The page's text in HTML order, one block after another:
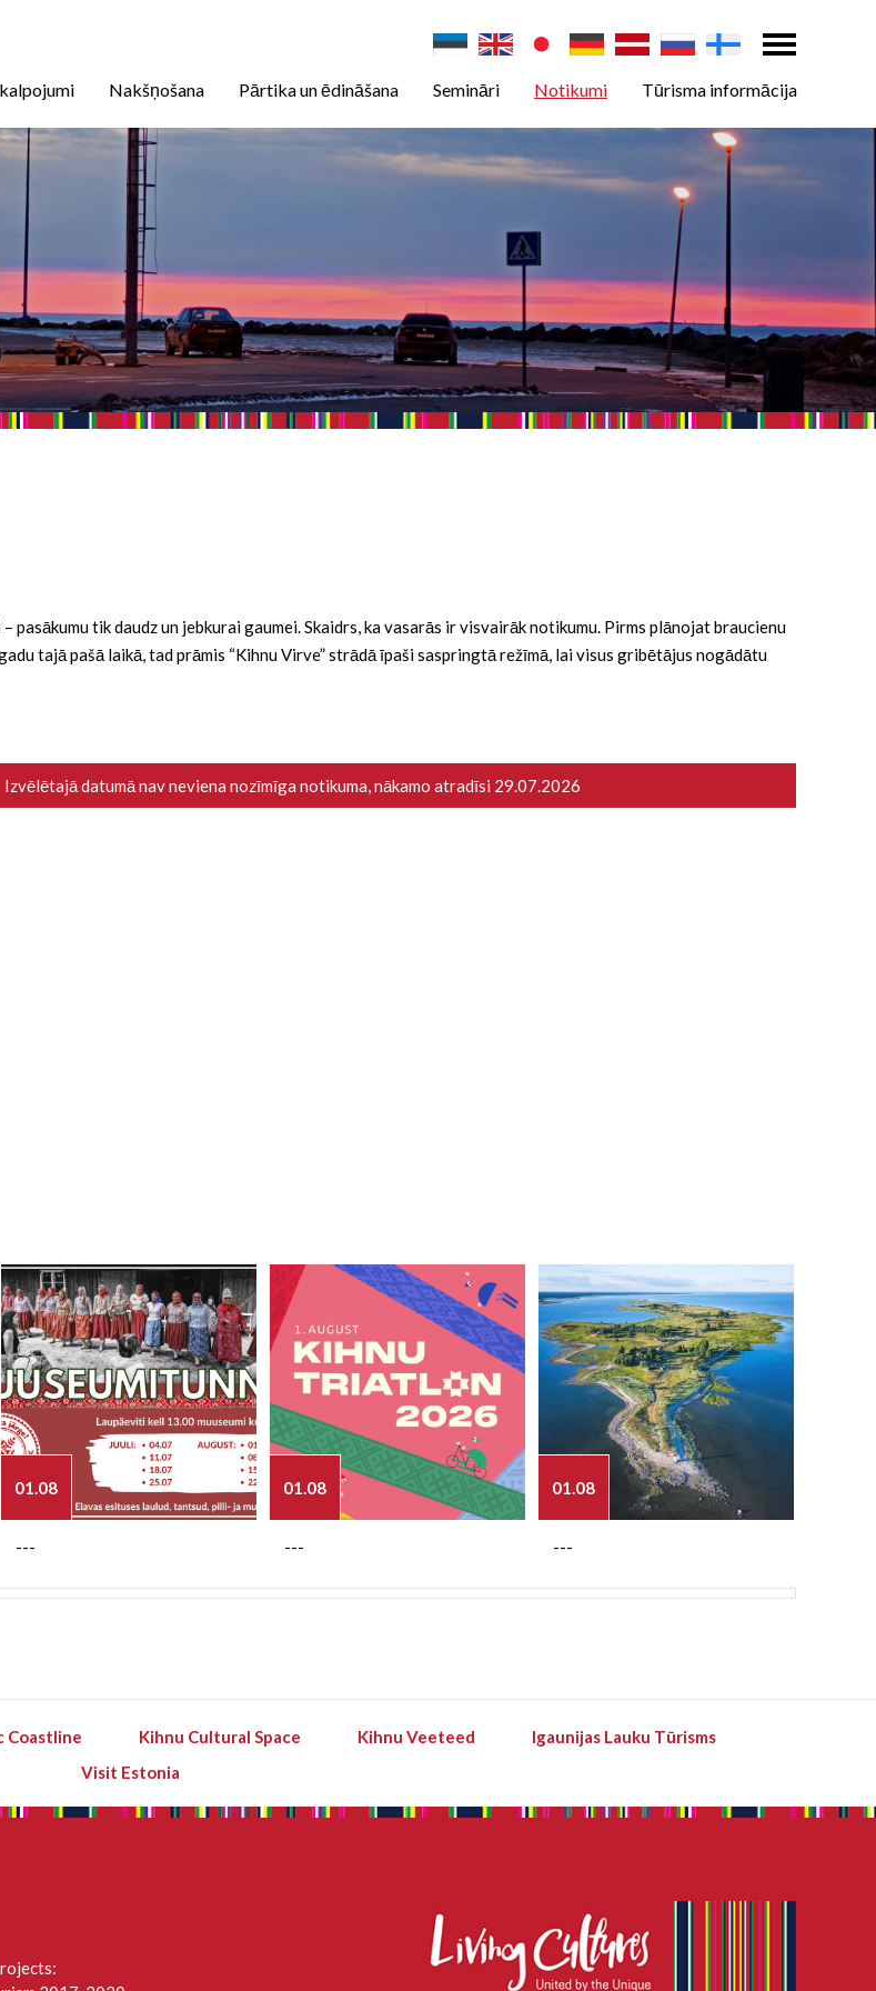
Nakšņošana Pārtika un ēdināšana Semināri Notikumi Tūrisma informācija
tik daudz un jebkurai gaumei. Skaidrs, ka vasarās ir visvairāk notikumu. Pirms plānojat braucienu
tajā pašā laikā, tad prāmis “Kihnu Virve” strādā īpaši saspringtā režīmā, lai visus gribētājus nogādātu
Izvēlētajā datumā nav neviena nozīmīga notikuma, nākamo atradīsi 29.07.2026
01.08
---
01.08
---
01.08
---
Coastline Kihnu Cultural Space Kihnu Veeteed
Igaunijas Lauku Tūrisms
Visit Estonia